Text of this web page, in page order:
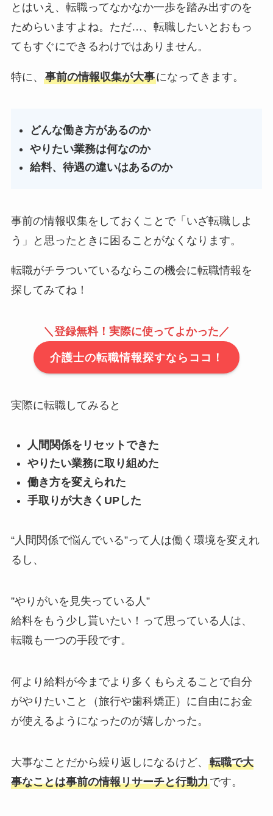
とはいえ、転職ってなかなか一歩を踏み出すのを
ためらいますよね。ただ…、転職したいとおもっ
てもすぐにできるわけではありません。
特に、 事前の情報収集が大事になってきます。
どんな働き方があるのか
やりたい業務は何なのか
給料、待遇の違いはあるのか
事前の情報収集をしておくことで「いざ転職しよ
う」と思ったときに困ることがなくなります。
転職がチラついているならこの機会に転職情報を
探してみてね！
＼登録無料！実際に使ってよかった／
介護士の転職情報探すならココ！
実際に転職してみると
人間関係をリセットできた
やりたい業務に取り組めた
働き方を変えられた
手取りが大きくUPした
“人間関係で悩んでいる”って人は働く環境を変えれ
るし、
”やりがいを見失っている人”
給料をもう少し貰いたい！って思っている人は、
転職も一つの手段です。
何より給料が今までより多くもらえることで自分
がやりたいこと（旅行や歯科矯正）に自由にお金
が使えるようになったのが嬉しかった。
大事なことだから繰り返しになるけど、 転職で大
事なことは事前の情報リサーチと行動力です。